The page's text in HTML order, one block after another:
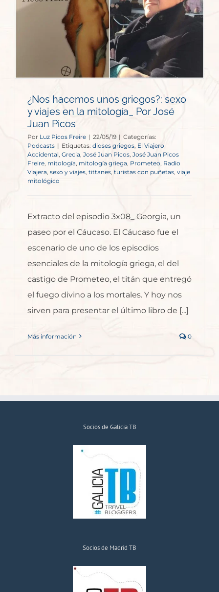
¿Nos hacemos unos griegos?: sexo
y viajes en la mitología_ Por José
Juan Picos
Por Luz Picos Freire | 22/05/19 | Categorías:
Podcasts | Etiquetas: dioses griegos, El Viajero
Accidental, Grecia José Juan Picos José Juan Picos
Freire mitología, mitología griega, Prometeo, Radio
Viajera sexo y viajes, tittanes, turistas con puñetas viaje
mitológico
Extracto del episodio 3x08_ Georgia, un
paseo por el Cáucaso. El Cáucaso fue el
escenario de uno de los episodios
esenciales de la mitología griega, el del
castigo de Prometeo, el titán que entregó
el fuego divino a los mortales. Y hoy nos
sirven para presentar el último libro de [...]
Más información 0
Socios de Galicia TB
Socios de Madrid TB